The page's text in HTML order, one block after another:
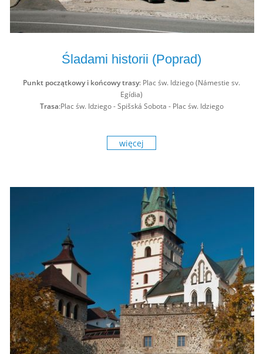
Śladami historii (Poprad)
Punkt początkowy i końcowy trasy: Plac św. Idziego (Námestie sv.
Egídia)
Trasa:Plac św. Idziego - Spišská Sobota - Plac św. Idziego
więcej